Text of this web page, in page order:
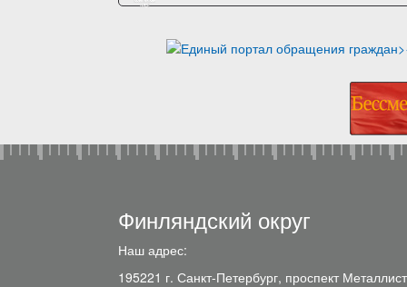
Финляндский округ
Наш адрес:
195221 г. Санкт-Петербург, проспект